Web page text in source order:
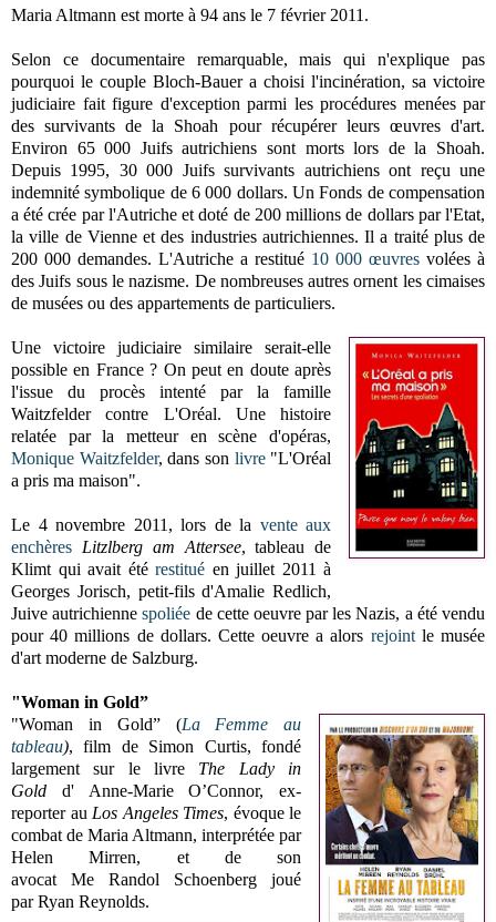
Maria Altmann est morte à 94 ans le 7 février 2011.
Selon ce documentaire remarquable, mais qui n'explique pas
pourquoi le couple Bloch-Bauer a choisi l'incinération, sa victoire
judiciaire fait figure d'exception parmi les procédures menées par
des survivants dela Shoah pour récupérer leurs œuvres d'art.
Environ 65 000 Juifs autrichiens sont morts lors dela Shoah.
Depuis 1995, 30 000 Juifs survivants autrichiens ont reçu une
indemnité symbolique de 6 000 dollars. Un Fonds de compensation
a été crée par l'Autriche et doté de 200 millions de dollars par l'Etat,
la ville de Vienne et des industries autrichiennes. Il a traité plus de
200 000 demandes. L'Autriche a restitué 10 000 œuvres volées à
des Juifs sous le nazisme. De nombreuses autres ornent les cimaises
de musées ou des appartements de particuliers.
Une victoire judiciaire similaire serait-elle
possible en France ? On peut en doute après
l'issue du procès intenté par la famille
Waitzfelder contre L'Oréal. Une histoire
relatée par la metteur en scène d'opéras,
Monique Waitzfelder, dans son livre"L'Oréal
a pris ma maison".
Le 4 novembre 2011, lors de la vente aux
enchères Litzlberg am Attersee, tableau de
Klimt qui avait étérestitué en juillet 2011 à
Georges Jorisch, petit-fils d'Amalie Redlich,
Juive autrichiennespoliée de cette oeuvre par les Nazis, a été vendu
pour 40 millions de dollars. Cette oeuvre a alors rejointle musée
d'art moderne de Salzburg.
"Woman in Gold”
"Woman in Gold” (La Femme au
tableau), film de Simon Curtis, fondé
largement sur le livre The Lady in
Gold d' Anne-Marie O’Connor, ex-
reporter au Los Angeles Times, évoque le
combat de Maria Altmann, interprétée par
Helen Mirren, et de son
avocat Me Randol Schoenberg joué
par Ryan Reynolds.